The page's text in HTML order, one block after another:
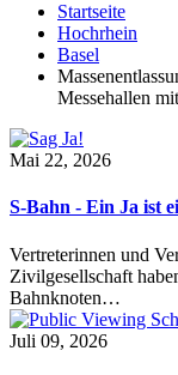
Startseite
Hochrhein
Basel
Messehallen
Mai 22, 2026
S-Bahn - Ein Ja ist
Vertreterinnen und
Zivilgesellschaft
Bahnknoten…
Juli 09, 2026